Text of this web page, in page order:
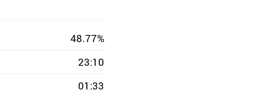
48.77%
23:10
01:33